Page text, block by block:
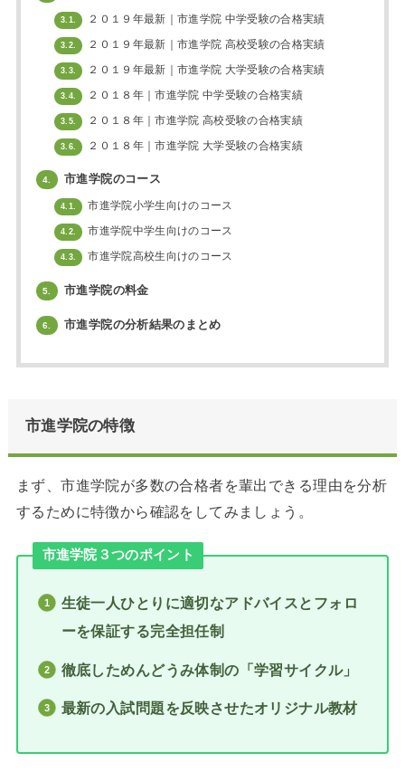
3.1. ２０１９年最新｜市進学院 中学受験の合格実績
3.2. ２０１９年最新｜市進学院 高校受験の合格実績
3.3. ２０１９年最新｜市進学院 大学受験の合格実績
3.4. ２０１８年｜市進学院 中学受験の合格実績
3.5. ２０１８年｜市進学院 高校受験の合格実績
3.6. ２０１８年｜市進学院 大学受験の合格実績
4. 市進学院のコース
4.1. 市進学院小学生向けのコース
4.2. 市進学院中学生向けのコース
4.3. 市進学院高校生向けのコース
5. 市進学院の料金
6. 市進学院の分析結果のまとめ
市進学院の特徴
まず、市進学院が多数の合格者を輩出できる理由を分析
するために特徴から確認をしてみましょう。
市進学院３つのポイント
生徒一人ひとり に適切なアドバイスとフォロ
ーを保証する完全担任制
徹底しためんどうみ体制の「学習サイクル」
最新の入試問題を反映させたオリジナル教材